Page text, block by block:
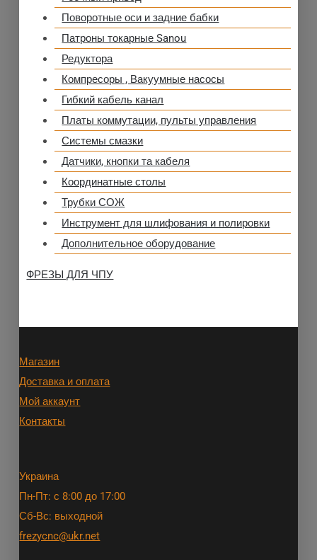
Поворотные оси и задние бабки
Патроны токарные Sanou
Редуктора
Компресоры , Вакуумные насосы
Гибкий кабель канал
Платы коммутации, пульты управления
Системы смазки
Датчики, кнопки та кабеля
Координатные столы
Трубки СОЖ
Инструмент для шлифования и полировки
Дополнительное оборудование
ФРЕЗЫ ДЛЯ ЧПУ
Магазин
Доставка и оплата
Мой аккаунт
Контакты
Украина
Пн-Пт: с 8:00 до 17:00
Сб-Вс: выходной
frezycnc@ukr.net